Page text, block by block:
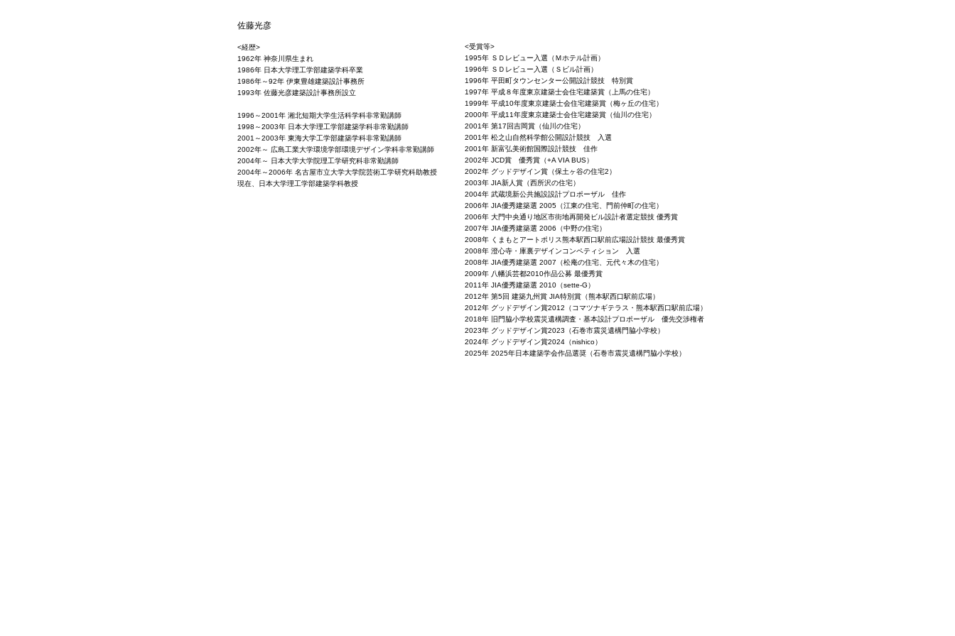
佐藤光彦
<経歴>
1962年 神奈川県生まれ
1986年 日本大学理工学部建築学科卒業
1986年～92年 伊東豊雄建築設計事務所
1993年 佐藤光彦建築設計事務所設立
1996～2001年 湘北短期大学生活科学科非常勤講師
1998～2003年 日本大学理工学部建築学科非常勤講師
2001～2003年 東海大学工学部建築学科非常勤講師
2002年～ 広島工業大学環境学部環境デザイン学科非常勤講師
2004年～ 日本大学大学院理工学研究科非常勤講師
2004年～2006年 名古屋市立大学大学院芸術工学研究科助教授
現在、日本大学理工学部建築学科教授
<受賞等>
1995年 ＳＤレビュー入選（Ｍホテル計画）
1996年 ＳＤレビュー入選（Ｓビル計画）
1996年 平田町タウンセンター公開設計競技 特別賞
1997年 平成８年度東京建築士会住宅建築賞（上馬の住宅）
1999年 平成10年度東京建築士会住宅建築賞（梅ヶ丘の住宅）
2000年 平成11年度東京建築士会住宅建築賞（仙川の住宅）
2001年 第17回吉岡賞（仙川の住宅）
2001年 松之山自然科学館公開設計競技 入選
2001年 新富弘美術館国際設計競技 佳作
2002年 JCD賞 優秀賞（+A VIA BUS）
2002年 グッドデザイン賞（保土ヶ谷の住宅2）
2003年 JIA新人賞（西所沢の住宅）
2004年 武蔵境新公共施設設計プロポーザル 佳作
2006年 JIA優秀建築選 2005（江東の住宅、門前仲町の住宅）
2006年 大門中央通り地区市街地再開発ビル設計者選定競技 優秀賞
2007年 JIA優秀建築選 2006（中野の住宅）
2008年 くまもとアートポリス熊本駅西口駅前広場設計競技 最優秀賞
2008年 澄心寺・庫裏デザインコンペティション 入選
2008年 JIA優秀建築選 2007（松庵の住宅、元代々木の住宅）
2009年 八幡浜芸都2010作品公募 最優秀賞
2011年 JIA優秀建築選 2010（sette-G）
2012年 第5回 建築九州賞 JIA特別賞（熊本駅西口駅前広場）
2012年 グッドデザイン賞2012（コマツナギテラス・熊本駅西口駅前広場）
2018年 旧門脇小学校震災遺構調査・基本設計プロポーザル 優先交渉権者
2023年 グッドデザイン賞2023（石巻市震災遺構門脇小学校）
2024年 グッドデザイン賞2024（nishico）
2025年 2025年日本建築学会作品選奨（石巻市震災遺構門脇小学校）